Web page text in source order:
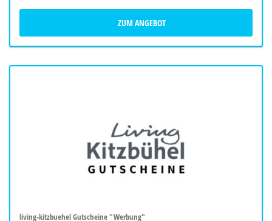
ZUM ANGEBOT
living-kitzbuehel Gutscheine "Werbung"